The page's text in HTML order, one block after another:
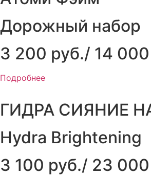
Дорожный набор
3 200 руб./ 14
Подробнее
ГИДРА СИЯНИЕ
Hydra Brightening
3 100 руб./ 23